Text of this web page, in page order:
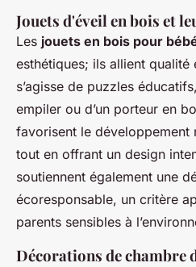
Jouets d'éveil en bois et
Les jouets en bois pour
esthétiques; ils allient qualité
s’agisse de puzzles
empiler ou d’un porteur en
favorisent le développement
tout en offrant un design
soutiennent également une
écoresponsable, un critère
parents sensibles à
Décorations de chambre